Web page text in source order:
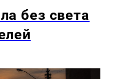
без света